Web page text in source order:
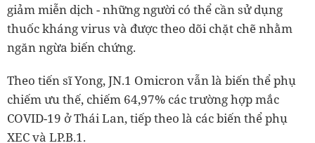
giảm miễn dịch - những người có thể cần sử dụng
thuốc kháng virus và được theo dõi chặt chẽ nhằm
ngăn ngừa biến chứng.
Theo tiến sĩ Yong, JN.1 Omicron vẫn là biến thể phụ
chiếm ưu thế, chiếm 64,97% các trường hợp mắc
COVID-19 ở Thái Lan, tiếp theo là các biến thể phụ
XEC và LP.B.1.